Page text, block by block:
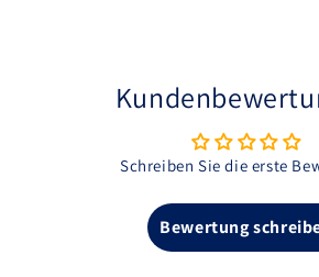
Schreiben Sie die erste
Bewertung